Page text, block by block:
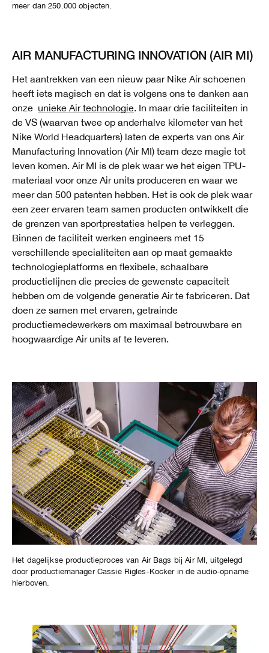
meer dan 250.000 objecten.
AIR MANUFACTURING INNOVATION (AIR MI)
Het aantrekken van een nieuw paar Nike Air schoenen
heeft iets magisch en dat is volgens ons te danken aan
onze unieke Air technologie . In maar drie faciliteiten in
de VS (waarvan twee op anderhalve kilometer van het
Nike World Headquarters) laten de experts van ons Air
Manufacturing Innovation (Air MI) team deze magie tot
leven komen. Air MI is de plek waar we het eigen TPU-
materiaal voor onze Air units produceren en waar we
meer dan 500 patenten hebben. Het is ook de plek waar
een zeer ervaren team samen producten ontwikkelt die
de grenzen van sportprestaties helpen te verleggen.
Binnen de faciliteit werken engineers met 15
verschillende specialiteiten aan op maat gemaakte
technologieplatforms en flexibele, schaalbare
productielijnen die precies de gewenste capaciteit
hebben om de volgende generatie Air te fabriceren. Dat
doen ze samen met ervaren, getrainde
productiemedewerkers om maximaal betrouwbare en
hoogwaardige Air units af te leveren.
Het dagelijkse productieproces van Air Bags bij Air MI, uitgelegd
door productiemanager Cassie Rigles-Kocker in de audio-opname
hierboven.